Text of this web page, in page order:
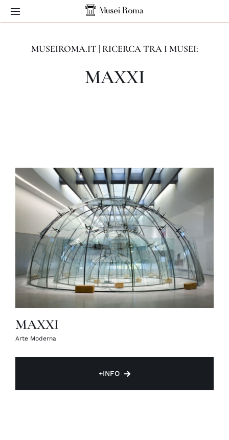
Skip
to Toggle
Musei
MUSEIROMA.IT | RICERCA TRA I MUSEI:
MAXXI
MAXXI
Arte Moderna
+INFO